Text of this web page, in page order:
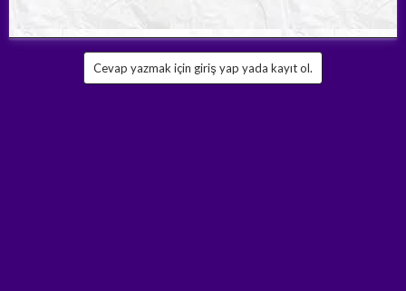
Cevap yazmak için giriş yap yada kayıt ol.